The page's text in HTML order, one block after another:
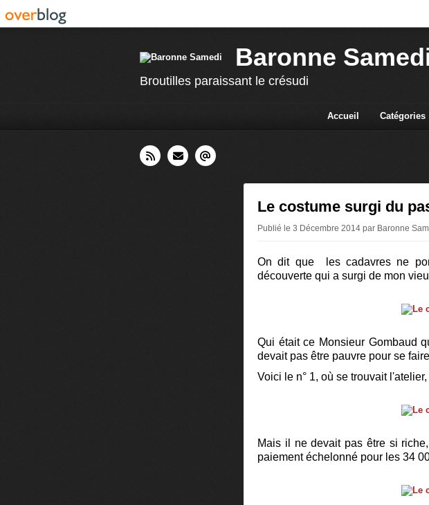
Baronne
Broutilles paraissant le crésudi
Accueil Catégories
Le costume surgi du
Publié le 3 Décembre 2014 par Baronne
On dit que les cadavres ne
découverte qui a surgi de mon
Qui était ce Monsieur Gombaud
devait pas être pauvre pour se
Voici le n° 1, où se trouvait
Mais il ne devait pas être si riche,
paiement échelonné pour les 34